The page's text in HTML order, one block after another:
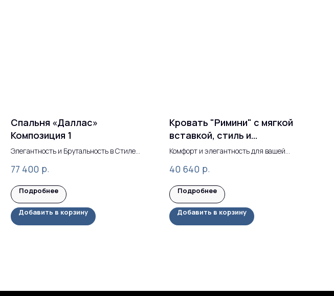
Спальня «Даллас»
Композиция 1
Элегантность и Брутальность в Стиле
77 400 р.
Подробнее
Добавить в корзину
Кровать "Римини" с мягкой
вставкой, стиль и
функциональность
Комфорт и элегантность для вашей
40 640 р.
Подробнее
Добавить в корзину